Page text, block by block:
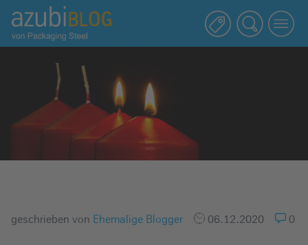
A
z
u
g
s
geschrieben von Ehemalige Blogger 06.12.2020 0